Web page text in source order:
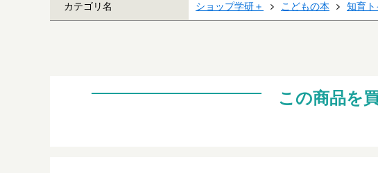
カテゴリ名 ショップ学研＋ こどもの本 知育
この商品を